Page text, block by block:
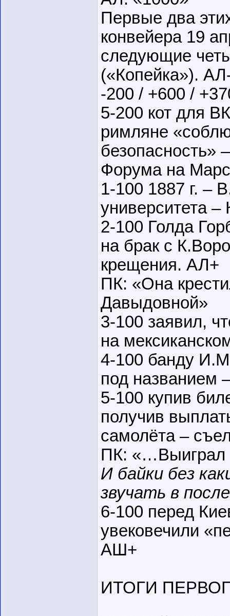
Первые два
конвейера 19
следующие
(«Копейка»).
-200 / +600 /
5-200 кот для
римляне
безопасность»
Форума на
1-100 1887 г. –
университета –
2-100 Голда
на брак с
крещения. АЛ+
ПК: «Она
Давыдовной»
3-100 заявил,
на
4-100 банду
под названием
5-100 купив
получив
самолёта –
ПК: «…Выиграл
И байки без
звучать в
6-100 перед
увековечили
АШ+
ИТОГИ